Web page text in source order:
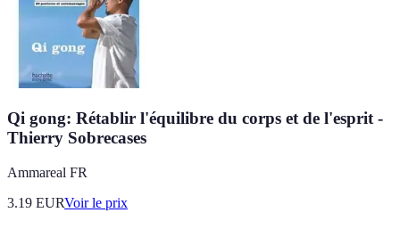
Qi gong: Rétablir l'équilibre du corps et de l'esprit -
Thierry Sobrecases
Ammareal FR
3.19 EURVoir le prix